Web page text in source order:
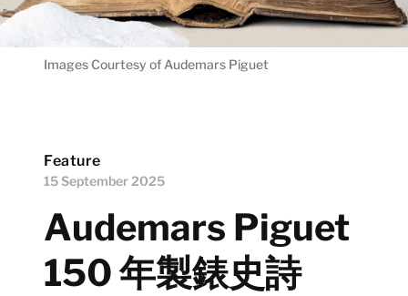
Images Courtesy of Audemars Piguet
Feature
15 September 2025
Audemars Piguet
150 年製錶史詩